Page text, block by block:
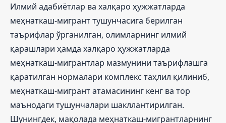
Илмий адабиётлар ва халқаро ҳужжатларда
меҳнаткаш-мигрант тушунчасига берилган
таърифлар ўрганилган, олимларнинг илмий
қарашлари ҳамда халқаро ҳужжатларда
меҳнаткаш-мигрантлар мазмунини таърифлашга
қаратилган нормалари комплекс таҳлил қилиниб,
меҳнаткаш-мигрант атамасининг кенг ва тор
маънодаги тушунчалари шакллантирилган.
Шунингдек, мақолада меҳнаткаш-мигрантларнинг